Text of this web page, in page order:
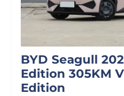
BYD Seagull
Edition 305KM
Edition